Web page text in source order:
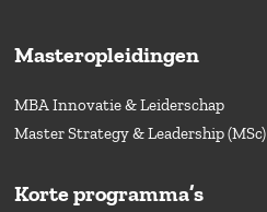
Masteropleidingen
MBA Innovatie & Leiderschap
Master Strategy & Leadership (MSc)
Korte programma’s